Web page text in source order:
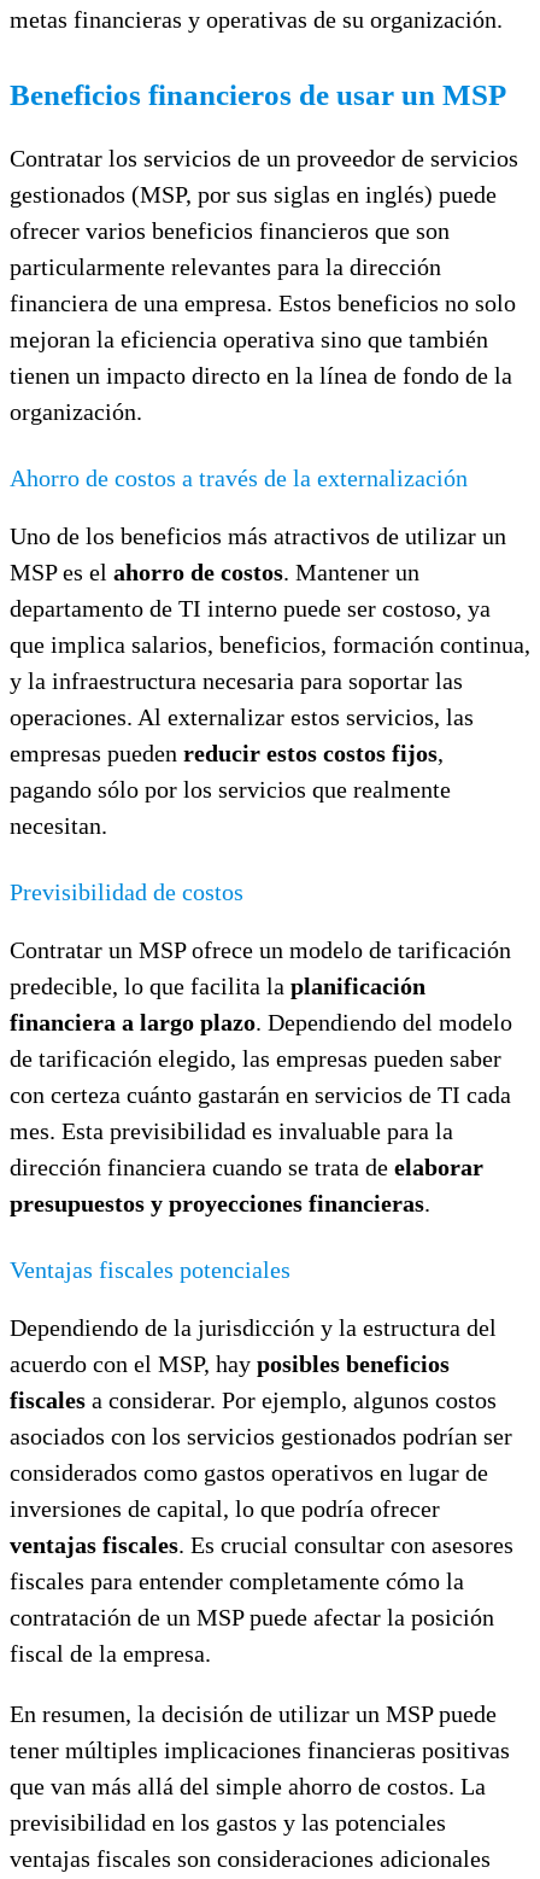
metas financieras y operativas de su organización.
Beneficios financieros de usar un MSP
Contratar los servicios de un proveedor de servicios
gestionados (MSP, por sus siglas en inglés) puede
ofrecer varios beneficios financieros que son
particularmente relevantes para la dirección
financiera de una empresa. Estos beneficios no solo
mejoran la eficiencia operativa sino que también
tienen un impacto directo en la línea de fondo de la
organización.
Ahorro de costos a través de la externalización
Uno de los beneficios más atractivos de utilizar un
MSP es el ahorro de costos. Mantener un
departamento de TI interno puede ser costoso, ya
que implica salarios, beneficios, formación continua,
y la infraestructura necesaria para soportar las
operaciones. Al externalizar estos servicios, las
empresas pueden reducir estos costos fijos,
pagando sólo por los servicios que realmente
necesitan.
Previsibilidad de costos
Contratar un MSP ofrece un modelo de tarificación
predecible, lo que facilita la planificación
financiera a largo plazo. Dependiendo del modelo
de tarificación elegido, las empresas pueden saber
con certeza cuánto gastarán en servicios de TI cada
mes. Esta previsibilidad es invaluable para la
dirección financiera cuando se trata de elaborar
presupuestos y proyecciones financieras.
Ventajas fiscales potenciales
Dependiendo de la jurisdicción y la estructura del
acuerdo con el MSP, hay posibles beneficios
fiscales a considerar. Por ejemplo, algunos costos
asociados con los servicios gestionados podrían ser
considerados como gastos operativos en lugar de
inversiones de capital, lo que podría ofrecer
ventajas fiscales. Es crucial consultar con asesores
fiscales para entender completamente cómo la
contratación de un MSP puede afectar la posición
fiscal de la empresa.
En resumen, la decisión de utilizar un MSP puede
tener múltiples implicaciones financieras positivas
que van más allá del simple ahorro de costos. La
previsibilidad en los gastos y las potenciales
ventajas fiscales son consideraciones adicionales